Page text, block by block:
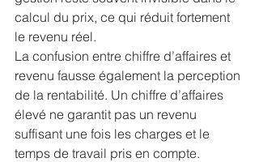
calcul du prix, ce qui réduit fortement
le revenu réel.
La confusion entre chiffre d’affaires et
revenu fausse également la perception
de la rentabilité. Un chiffre d’affaires
élevé ne garantit pas un revenu
suffisant une fois les charges et le
temps de travail pris en compte.